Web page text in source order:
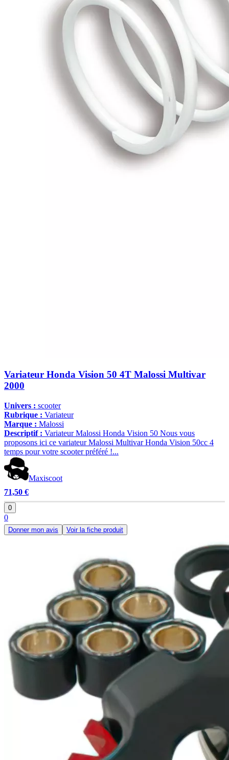
Variateur Honda Vision 50 4T Malossi Multivar
2000
Univers : scooter
Rubrique : Variateur
Marque : Malossi
Descriptif : Variateur Malossi Honda Vision 50 Nous vous
proposons ici ce variateur Malossi Multivar Honda Vision 50cc 4
temps pour votre scooter préféré !...
Maxiscoot
71,50 €
0
0
Donner mon avis Voir la fiche produit